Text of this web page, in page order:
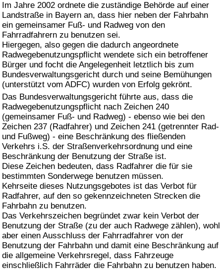
Im Jahre 2002 ordnete die zuständige Behörde auf einer
Landstraße in Bayern an, dass hier neben der Fahrbahn
ein gemeinsamer Fuß- und Radweg von den
Fahrradfahrern zu benutzen sei.
Hiergegen, also gegen die dadurch angeordnete
Radwegebenutzungspflicht wendete sich ein betroffener
Bürger und focht die Angelegenheit letztlich bis zum
Bundesverwaltungsgericht durch und seine Bemühungen
(unterstützt vom ADFC) wurden von Erfolg gekrönt.
Das Bundesverwaltungsgericht führte aus, dass die
Radwegebenutzungspflicht nach Zeichen 240
(gemeinsamer Fuß- und Radweg) - ebenso wie bei den
Zeichen 237 (Radfahrer) und Zeichen 241 (getrennter Rad-
und Fußweg) - eine Beschränkung des fließenden
Verkehrs i.S. der Straßenverkehrsordnung und eine
Beschränkung der Benutzung der Straße ist.
Diese Zeichen bedeuten, dass Radfahrer die für sie
bestimmten Sonderwege benutzen müssen.
Kehrseite dieses Nutzungsgebotes ist das Verbot für
Radfahrer, auf den so gekennzeichneten Strecken die
Fahrbahn zu benutzen.
Das Verkehrszeichen begründet zwar kein Verbot der
Benutzung der Straße (zu der auch Radwege zählen), wohl
aber einen Ausschluss der Fahrradfahrer von der
Benutzung der Fahrbahn und damit eine Beschränkung auf
die allgemeine Verkehrsregel, dass Fahrzeuge
einschließlich Fahrräder die Fahrbahn zu benutzen haben.